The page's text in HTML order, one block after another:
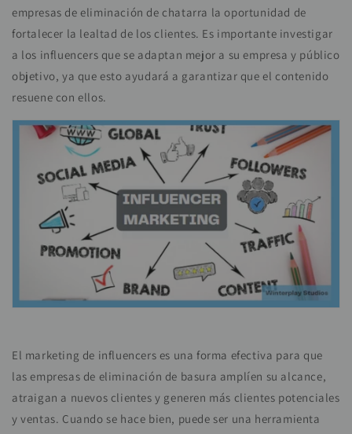
empresas de eliminación de chatarra la oportunidad de
fortalecer la lealtad de los clientes. Es importante investigar
a los influencers que se adaptan mejor a su empresa y público
objetivo, ya que esto ayudará a garantizar que el contenido
resuene con ellos.
El marketing de influencers es una forma efectiva para que
las empresas de eliminación de basura amplíen su alcance,
atraigan a nuevos clientes y generen más clientes potenciales
y ventas. Cuando se hace bien, puede ser una herramienta